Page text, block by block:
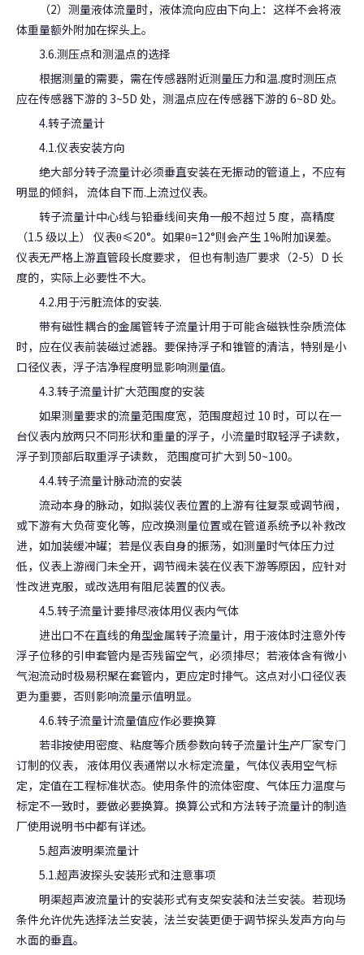
（2）测量液体流量时，液体流向应由下向上：这样不会将液
体重量额外附加在探头上。
3.6.测压点和测温点的选择
根据测量的需要，需在传感器附近测量压力和温.度时测压点
应在传感器下游的 3~5D 处，测温点应在传感器下游的 6~8D 处。
4.转子流量计
4.1.仪表安装方向
绝大部分转子流量计必须垂直安装在无振动的管道上，不应有
明显的倾斜， 流体自下而.上流过仪表。
转子流量计中心线与铅垂线间夹角一般不超过 5 度，高精度
（1.5 级以上） 仪表θ≤20°。如果θ=12°则会产生 1%附加误差。
仪表无严格上游直管段长度要求， 但也有制造厂要求（2-5）D 长
度的，实际上必要性不大。
4.2.用于污脏流体的安装.
带有磁性耦合的金属管转子流量计用于可能含磁铁性杂质流体
时，应在仪表前装磁过滤器。要保持浮子和锥管的清洁，特别是小
口径仪表，浮子洁净程度明显影响测量值。
4.3.转子流量计扩大范围度的安装
如果测量要求的流量范围度宽，范围度超过 10 时，可以在一
台仪表内放两只不同形状和重量的浮子，小流量时取轻浮子读数，
浮子到顶部后取重浮子读数， 范围度可扩大到 50~100。
4.4.转子流量计脉动流的安装
流动本身的脉动，如拟装仪表位置的上游有往复泵或调节阀，
或下游有大负荷变化等，应改换测量位置或在管道系统予以补救改
进，如加装缓冲罐；若是仪表自身的振荡，如测量时气体压力过
低，仪表上游阀门未全开，调节阀未装在仪表下游等原因，应针对
性改进克服，或改选用有阻尼装置的仪表。
4.5.转子流量计要排尽液体用仪表内气体
进出口不在直线的角型金属转子流量计，用于液体时注意外传
浮子位移的引申套管内是否残留空气，必须排尽；若液体含有微小
气泡流动时极易积聚在套管内，更应定时排气。这点对小口径仪表
更为重要，否则影响流量示值明显。
4.6.转子流量计流量值应作必要换算
若非按使用密度、粘度等介质参数向转子流量计生产厂家专门
订制的仪表， 液体用仪表通常以水标定流量，气体仪表用空气标
定，定值在工程标准状态。使用条件的流体密度、气体压力温度与
标定不一致时，要做必要换算。换算公式和方法转子流量计的制造
厂使用说明书中都有详述。
5.超声波明渠流量计
5.1.超声波探头安装形式和注意事项
明渠超声波流量计的安装形式有支架安装和法兰安装。若现场
条件允许优先选择法兰安装，法兰安装更便于调节探头发声方向与
水面的垂直。